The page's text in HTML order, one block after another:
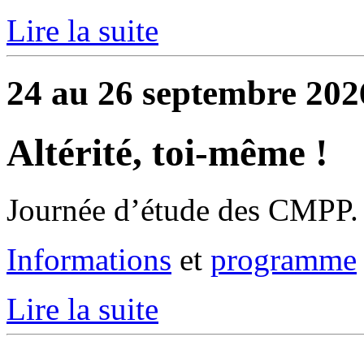
Lire la suite
24 au 26 septembre
Altérité, toi-même !
Journée d’étude des CMPP.
Informations et programme
Lire la suite